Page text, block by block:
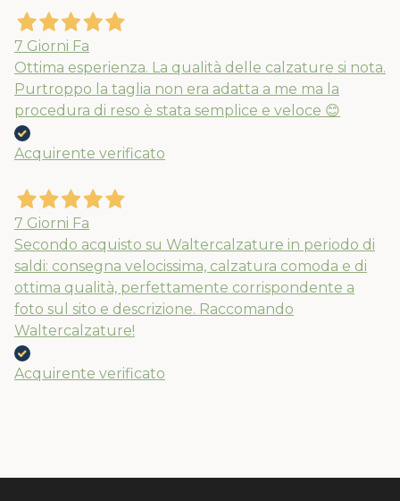
7 Giorni Fa
Ottima esperienza. La qualità delle calzature si nota.
Purtroppo la taglia non era adatta a me ma la
procedura di reso è stata semplice e veloce 😊
Acquirente verificato
7 Giorni Fa
Secondo acquisto su Waltercalzature in periodo di
saldi: consegna velocissima, calzatura comoda e di
ottima qualità, perfettamente corrispondente a
foto sul sito e descrizione. Raccomando
Waltercalzature!
Acquirente verificato